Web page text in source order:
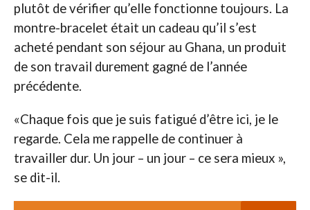
plutôt de vérifier qu’elle fonctionne toujours. La
montre-bracelet était un cadeau qu’il s’est
acheté pendant son séjour au Ghana, un produit
de son travail durement gagné de l’année
précédente.
«Chaque fois que je suis fatigué d’être ici, je le
regarde. Cela me rappelle de continuer à
travailler dur. Un jour – un jour – ce sera mieux »,
se dit-il.